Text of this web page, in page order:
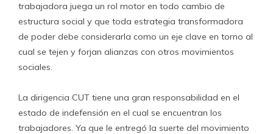
trabajadora juega un rol motor en todo cambio de
estructura social y que toda estrategia transformadora
de poder debe considerarla como un eje clave en torno al
cual se tejen y forjan alianzas con otros movimientos
sociales.
La dirigencia CUT tiene una gran responsabilidad en el
estado de indefensión en el cual se encuentran los
trabajadores. Ya que le entregó la suerte del movimiento